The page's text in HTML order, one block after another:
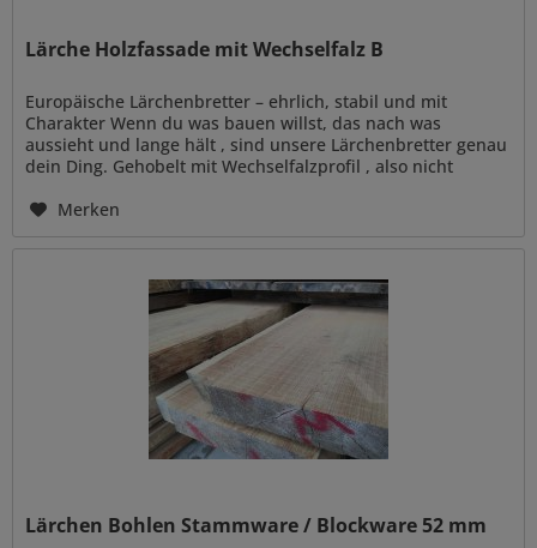
Lärche Holzfassade mit Wechselfalz B
Europäische Lärchenbretter – ehrlich, stabil und mit
Charakter Wenn du was bauen willst, das nach was
aussieht und lange hält , sind unsere Lärchenbretter genau
dein Ding. Gehobelt mit Wechselfalzprofil , also nicht
Merken
Lärchen Bohlen Stammware / Blockware 52 mm